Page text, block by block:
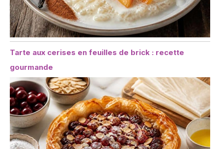
Tarte aux cerises en feuilles de brick : recette
gourmande